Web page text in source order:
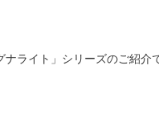
ライト」シリーズのご紹介